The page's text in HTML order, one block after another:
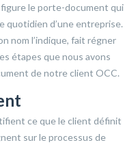
le porte-document qui
quotidien d’une entreprise.
nom l’indique, fait régner
étapes que nous avons
de notre client OCC.
ce que le client définit
sur le processus de